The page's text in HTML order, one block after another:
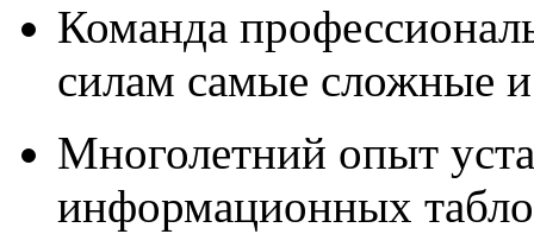
Команда
силам самые сложные
Многолетний опыт
информационных